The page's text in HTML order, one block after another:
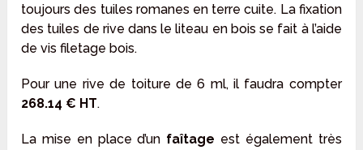
toujours des tuiles romanes en terre cuite. La fixation
des tuiles de rive dans le liteau en bois se fait à l’aide
de vis filetage bois.
Pour une rive de toiture de 6 ml, il faudra compter
268.14 € HT.
La mise en place d’un faîtage est également très